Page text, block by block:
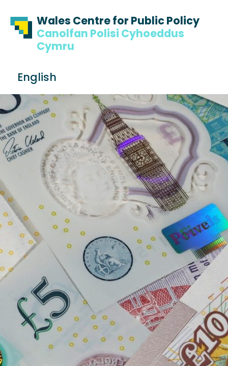
Wales Centre for Public Policy
Canolfan Polisi Cyhoeddus
Cymru
English
a
c
h